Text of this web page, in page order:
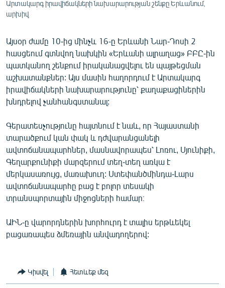
ՏՏ ԵՒ ԻՆՏԵՐՆԵՏ
ԱՐԽԻՎ
ՏԵՍԱՆՅՈՒԹԵՐ
ԲԱՆԱՎԵՃ
ՁԳՏԵԼՈՎ ԼԱՎԱԳՈՒՅՆԻՆ
ՓՈԴՔԱՍԹ
Հայերեն
English
Русский
Արտակարգ իրավիճակների նախարարության շենքը Երևանում,
արխիվ
Այսօր ժամը 10-ից մինչև 16-ը Երևանի Նար-Դոսի 2
հասցեում գտնվող նախկին «Երևանի ալրաղաց» ԲԲԸ-ին
պատկանող շենքում իրականացվելու են պայթեցման
աշխատանքներ: Այս մասին հաղորդում է Արտակարգ
իրավիճակների նախարարությունը՝ քաղաքացիներին
խնդրելով չանհանգստանալ:
Գերատեսչությունը հայտնում է նաև, որ Հայաստանի
տարածքում կան փակ և դժվարանցանելի
ավտոճանապարհներ, մասնավորապես՝ Լոռու, Սյունիքի,
Գեղարքունիքի մարզերում տեղ-տեղ առկա է
մերկասառույց, մառախուղ: Ստեփանծմինդա-Լարս
ավտոճանապարհը բաց է բոլոր տեսակի
տրանսպորտային միջոցների համար։
ԱԻՆ-ը վարորդներին խորհուրդ է տալիս երթևեկել
բացառապես ձմեռային անվադողերով:
Կիսվել Հետևեք մեզ